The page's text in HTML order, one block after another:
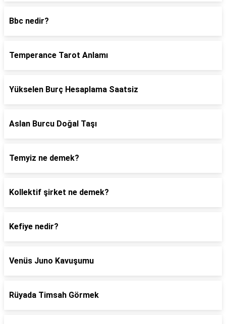
Bbc nedir?
Temperance Tarot Anlamı
Yükselen Burç Hesaplama Saatsiz
Aslan Burcu Doğal Taşı
Temyiz ne demek?
Kollektif şirket ne demek?
Kefiye nedir?
Venüs Juno Kavuşumu
Rüyada Timsah Görmek